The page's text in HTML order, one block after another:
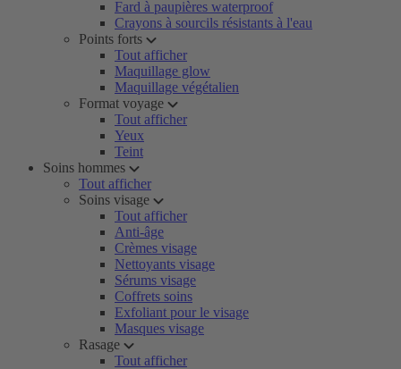
Fard à paupières waterproof
Crayons à sourcils résistants à l'eau
Points forts
Tout afficher
Maquillage glow
Maquillage végétalien
Format voyage
Tout afficher
Yeux
Teint
Soins hommes
Tout afficher
Soins visage
Tout afficher
Anti-âge
Crèmes visage
Nettoyants visage
Sérums visage
Coffrets soins
Exfoliant pour le visage
Masques visage
Rasage
Tout afficher